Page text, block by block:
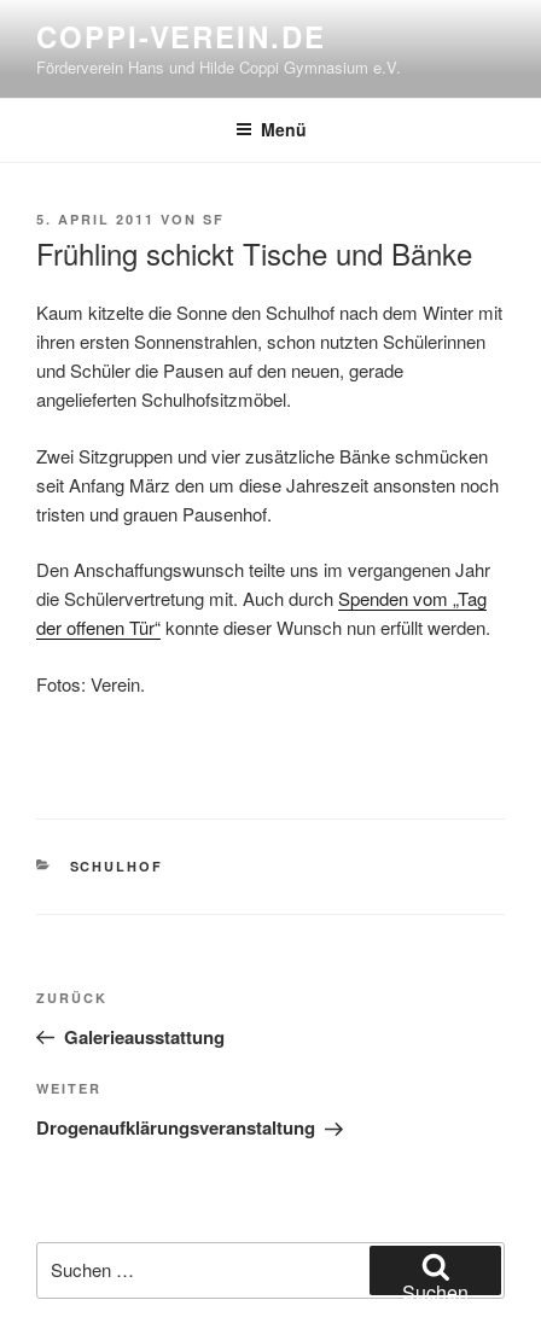
Inhalt
springen
COPPI-VEREIN.DE
Förderverein Hans und Hilde Coppi Gymnasium e.V.
Menü
VERÖFFENTLICHT
5. APRIL 2011 VON SF
Frühling schickt Tische und Bänke
Kaum kitzelte die Sonne den Schulhof nach dem Winter mit
ihren ersten Sonnenstrahlen, schon nutzten Schülerinnen
und Schüler die Pausen auf den neuen, gerade
angelieferten Schulhofsitzmöbel.
Zwei Sitzgruppen und vier zusätzliche Bänke schmücken
seit Anfang März den um diese Jahreszeit ansonsten noch
tristen und grauen Pausenhof.
Den Anschaffungswunsch teilte uns im vergangenen Jahr
die Schülervertretung mit. Auch durchSpenden vom „Tag
der offenen Tür“konnte dieser Wunsch nun erfüllt werden.
Fotos: Verein.
KATEGORIEN
SCHULHOF
Beitragsnavigation
Vorheriger
Beitrag
ZURÜCK
Galerieausstattung
Nächster
Beitrag
WEITER
Drogenaufklärungsveranstaltung
nach:
Suchen